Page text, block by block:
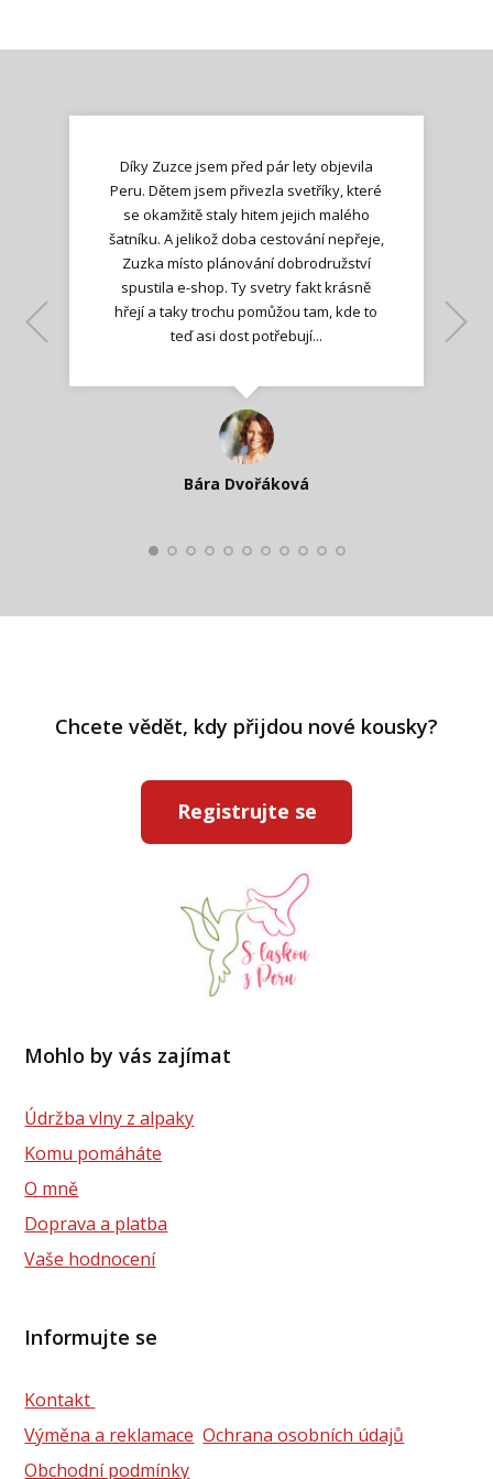
Díky Zuzce jsem před pár lety objevila
Peru. Dětem jsem přivezla svetříky, které
se okamžitě staly hitem jejich malého
šatníku. A jelikož doba cestování nepřeje,
Zuzka místo plánování dobrodružství
spustila e-shop. Ty svetry fakt krásně
hřejí a taky trochu pomůžou tam, kde to
teď asi dost potřebují...
Bára Dvořáková
Jana T.
Kateřina Veleta Štěpánová
Ilona M.
Lenka K.
Nadšená zpráva
Katka Perháčová
Smolková
Lenka K.
Chcete vědět, kdy přijdou nové kousky?
Registrujte se
Mohlo by vás zajímat
Údržba vlny z alpaky
Komu pomáháte
O mně
Doprava a platba
Vaše hodnocení
Informujte se
Kontakt
Výměna a reklamace Ochrana osobních údajů
Obchodní podmínky